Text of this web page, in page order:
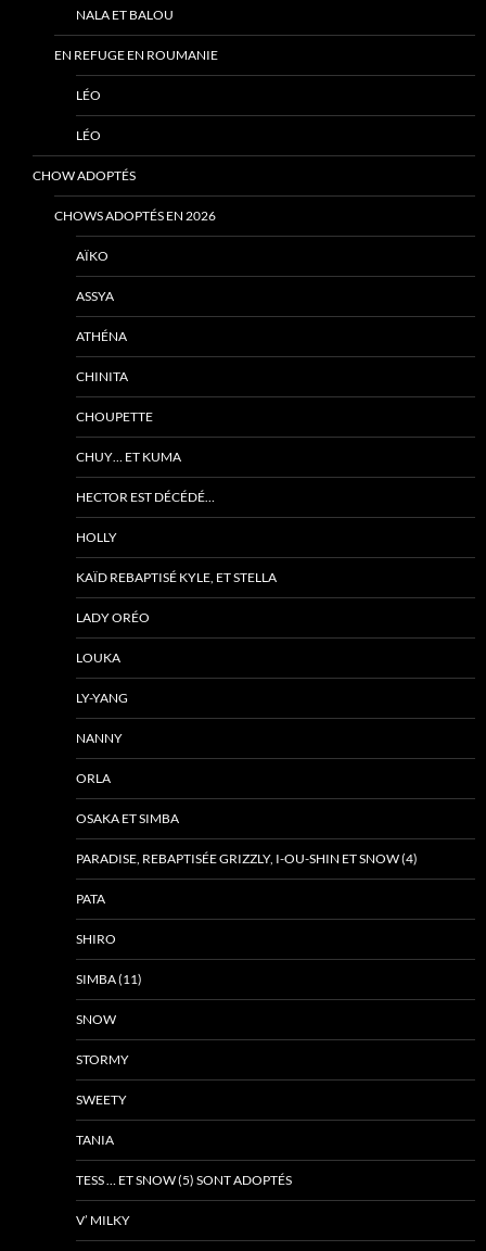
NALA ET BALOU
EN REFUGE EN ROUMANIE
LÉO
LÉO
CHOW ADOPTÉS
CHOWS ADOPTÉS EN 2026
AÏKO
ASSYA
ATHÉNA
CHINITA
CHOUPETTE
CHUY… ET KUMA
HECTOR EST DÉCÉDÉ…
HOLLY
KAÏD REBAPTISÉ KYLE, ET STELLA
LADY ORÉO
LOUKA
LY-YANG
NANNY
ORLA
OSAKA ET SIMBA
PARADISE, REBAPTISÉE GRIZZLY, I-OU-SHIN ET SNOW (4)
PATA
SHIRO
SIMBA (11)
SNOW
STORMY
SWEETY
TANIA
TESS … ET SNOW (5) SONT ADOPTÉS
V’ MILKY